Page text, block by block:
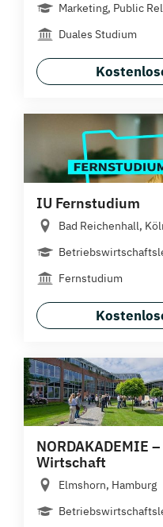
Marketing, Public
Duales Studium
IU Fernstudium
Bad Reichenhall,
Fernstudium
NORDAKADEMIE
Wirtschaft
Elmshorn, Hamburg